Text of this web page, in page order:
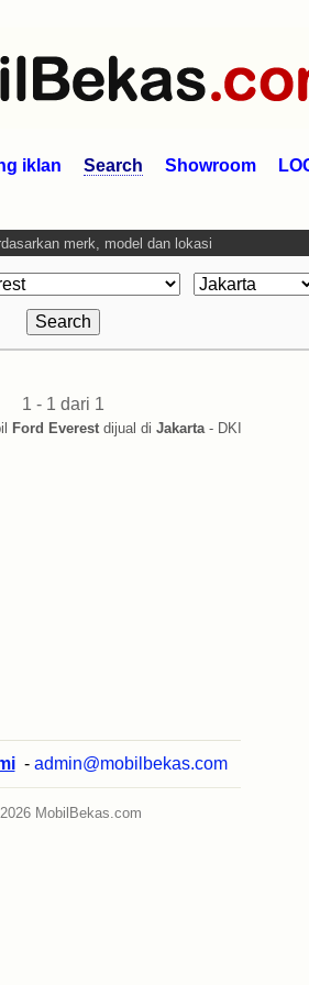
iklan Search Showroom
merk, model dan lokasi
1 - 1 dari 1
Ford Everestdijual di Jakarta- DKI
- admin@mobilbekas.com
MobilBekas.com